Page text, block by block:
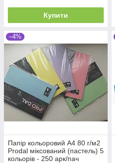
Купити
–4%
Папір кольоровий А4 80 г/м2
Prodal міксований (пастель) 5
кольорів - 250 арк/пач